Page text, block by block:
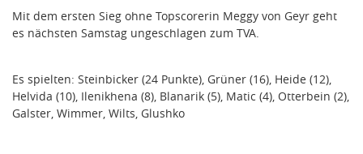
Mit dem ersten Sieg ohne Topscorerin Meggy von Geyr geht
es nächsten Samstag ungeschlagen zum TVA.
Es spielten: Steinbicker (24 Punkte), Grüner (16), Heide (12),
Helvida (10), Ilenikhena (8), Blanarik (5), Matic (4), Otterbein (2),
Galster, Wimmer, Wilts, Glushko